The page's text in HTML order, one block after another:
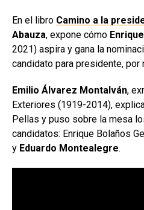
En el libro Camino a la
Abauza, expone cómo
2021) aspira y gana la
candidato para presidente,
Emilio Álvarez Montalván,
Exteriores (1919-2014),
Pellas y puso sobre la mesa
candidatos: Enrique Bolaños
y Eduardo Montealegre.